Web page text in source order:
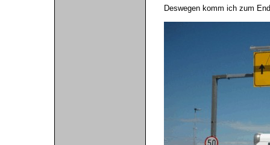
Deswegen komm ich zum